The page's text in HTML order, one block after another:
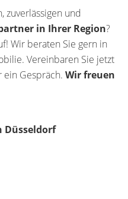
zuverlässigen und
in Ihrer Region?
Wir beraten Sie gern in
Vereinbaren Sie jetzt
Gespräch. Wir freuen
Düsseldorf